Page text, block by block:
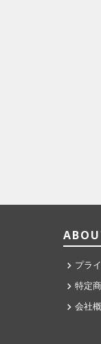
プラ
特定
会社